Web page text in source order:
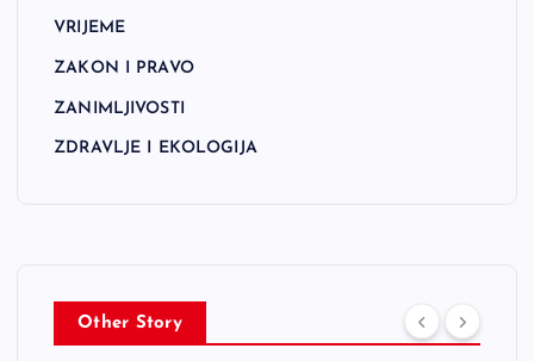
VRIJEME
ZAKON I PRAVO
ZANIMLJIVOSTI
ZDRAVLJE I EKOLOGIJA
Other Story